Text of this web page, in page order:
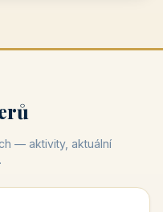
— aktivity, aktuální